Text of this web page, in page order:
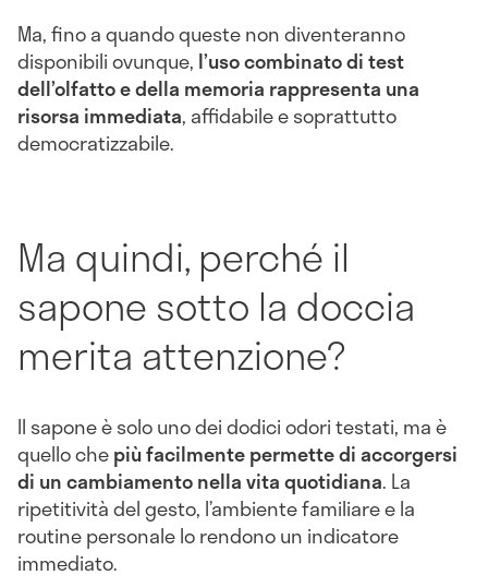
Ma, fino a quando queste non diventeranno
disponibili ovunque, l’uso combinato di test
dell’olfatto e della memoria rappresenta una
risorsa immediata, affidabile e soprattutto
democratizzabile.
Ma quindi, perché il
sapone sotto la doccia
merita attenzione?
Il sapone è solo uno dei dodici odori testati, ma è
quello chepiù facilmente permette di accorgersi
di un cambiamento nella vita quotidiana. La
ripetitività del gesto, l’ambiente familiare e la
routine personale lo rendono un indicatore
immediato.